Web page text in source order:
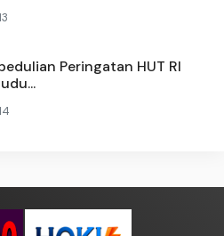
Peringatan HUT RI